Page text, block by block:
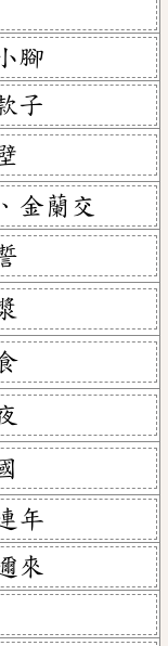
腳
子
金蘭交
年
來